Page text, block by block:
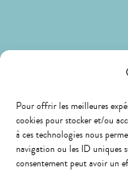
Pour offrir les meilleures
cookies pour stocker et/ou
à ces technologies nous
navigation ou les ID uniques
consentement peut avoir un
Livraison